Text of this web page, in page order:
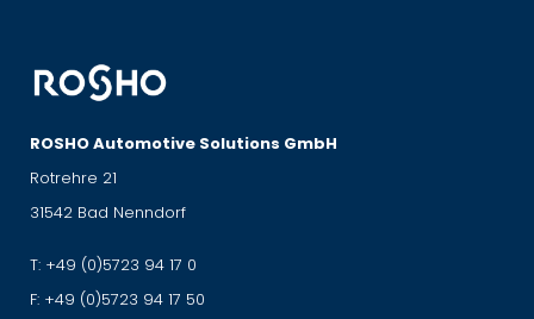
ROSHO Automotive Solutions GmbH
Rotrehre 21
31542 Bad Nenndorf
T: +49 (0)5723 94 17 0
F: +49 (0)5723 94 17 50